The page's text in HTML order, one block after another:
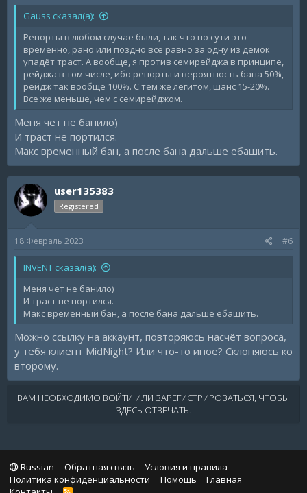
Gauss сказал(а):
Репорты в любом случае были, так что по сути это
временно, рано или поздно все равно за одну из демок
упадёт траст. А вообще, я против семирейджа в принципе,
рейджа в том числе, ибо репорты и вероятность бана 50%,
рейдж так вообще 100%. С тем же легитом, шанс 15-20%.
Все же меньше, чем с семирейджом.
Меня чет не банило)
И траст не портился.
Макс временный бан, а после бана дальше ебашить.
user135383
Registered
18 Февраль 2023 #6
INVENT сказал(а):
Меня чет не банило)
И траст не портился.
Макс временный бан, а после бана дальше ебашить.
Можно ссылку на аккаунт, повторяюсь насчёт вопроса,
у тебя клиент MidNight? Или что-то иное? Склоняюсь ко
второму.
ВАМ НЕОБХОДИМО ВОЙТИ ИЛИ ЗАРЕГИСТРИРОВАТЬСЯ, ЧТОБЫ
ЗДЕСЬ ОТВЕЧАТЬ.
Russian Обратная связь
Условия и правила
Политика конфиденциальности
Помощь
Главная
R